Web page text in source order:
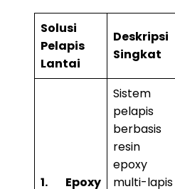
Solusi
Pelapis
Lantai
Deskripsi
Singkat
1. Epoxy
Sistem
pelapis
berbasis
resin
epoxy
multi-lapis